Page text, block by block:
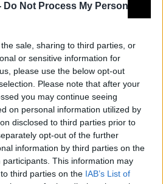
Do Not Process My Personal
sale, sharing to third parties, or
or sensitive information for
please use the below opt-out
Please note that after your
you may continue seeing
on personal information utilized by
disclosed to third parties prior to
opt-out of the further
information by third parties on the
participants. This information may
third parties on the IAB’s List of